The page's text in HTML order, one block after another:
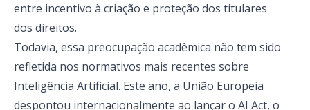
entre incentivo à criação e proteção dos titulares
dos direitos.
Todavia, essa preocupação acadêmica não tem sido
refletida nos normativos mais recentes sobre
Inteligência Artificial. Este ano, a União Europeia
despontou internacionalmente ao lançar o AI Act, o